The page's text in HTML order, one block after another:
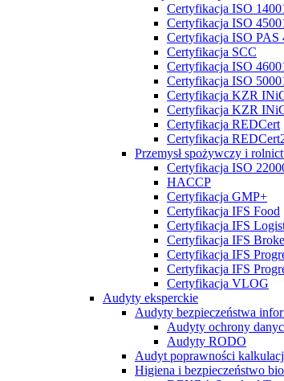
Certyfikacja ISO
Certyfikacja ISO
Certyfikacja ISO PAS
Certyfikacja SCC
Certyfikacja ISO
Certyfikacja ISO
Certyfikacja KZR
Certyfikacja KZR
Certyfikacja REDCert
Certyfikacja
Przemysł spożywczy i
Certyfikacja ISO
HACCP
Certyfikacja GMP+
Certyfikacja IFS Food
Certyfikacja IFS
Certyfikacja IFS
Certyfikacja IFS
Certyfikacja IFS
Certyfikacja VLOG
Audyty eksperckie
Audyty bezpieczeństwa
Audyty ochrony
Audyty RODO
Audyt poprawności
Higiena i bezpieczeństwo